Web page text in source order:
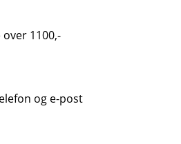
1100,-
og e-post